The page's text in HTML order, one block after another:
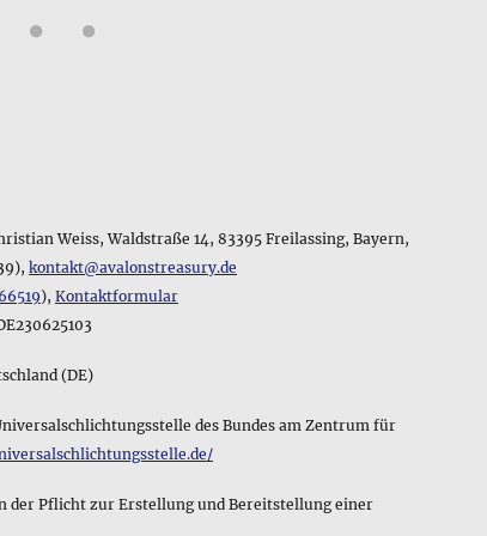
Weiss, Waldstraße 14, 83395 Freilassing, Bayern,
kontakt@avalonstreasury.de
), Kontaktformular
(DE)
des Bundes am Zentrum für
der Pflicht zur Erstellung und Bereitstellung einer